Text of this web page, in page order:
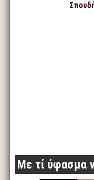
Με τί ύφασμα